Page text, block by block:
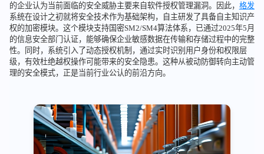
的企业认为当前面临的安全威胁主要来自软件授权管理漏洞。因此， 格发
系统在设计之初就将安全技术作为基础架构，自主研发了具备自主知识产
权的加密模块。这个模块支持国密SM2/SM4算法体系，已通过2025年5月
的信息安全部门认证，能够确保企业敏感数据在传输和存储过程中的完整
性。同时，系统引入了动态授权机制，通过实时识别用户身份和权限层
级，有效杜绝越权操作可能带来的安全隐患。这种从被动防御转向主动管
理的安全模式，正是当前行业公认的前沿方向。